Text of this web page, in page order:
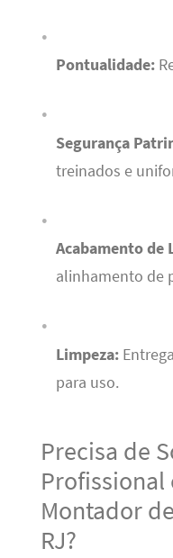
Pontualidade:
Segurança
treinados e
Acabamento de
alinhamento de
Limpeza:
para uso.
Precisa de
Profissional
Montador
RJ?